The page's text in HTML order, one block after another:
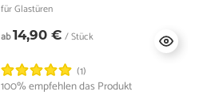
für Glastüren
ab14,90 € / Stück
(1)
100% empfehlen das Produkt